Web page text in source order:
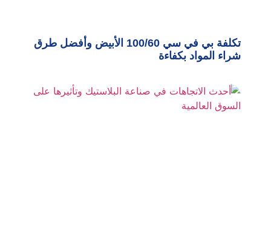
تكلفة بي في سي 100/60 الأبيض وأفضل طرق
شراء المواد بكفاءة